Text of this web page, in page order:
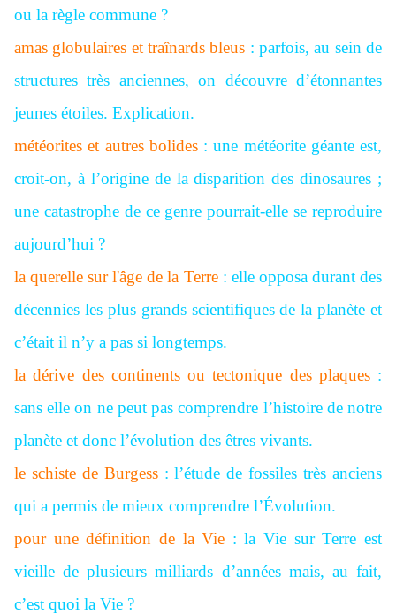
ou la règle commune ?
amas globulaires et traînards bleus : parfois, au sein de
structures très anciennes, on découvre d’étonnantes
jeunes étoiles. Explication.
météorites et autres bolides: une météorite géante est,
croit-on, à l’origine de la disparition des dinosaures ;
une catastrophe de ce genre pourrait-elle se reproduire
aujourd’hui ?
la querelle sur l'âge de la Terre: elle opposa durant des
décennies les plus grands scientifiques de la planète et
c’était il n’y a pas si longtemps.
la dérive des continents ou tectonique des plaques:
sans elle on ne peut pas comprendre l’histoire de notre
planète et donc l’évolution des êtres vivants.
le schiste de Burgess : l’étude de fossiles très anciens
qui a permis de mieux comprendre l’Évolution.
pour une définition de la Vie : la Vie sur Terre est
vieille de plusieurs milliards d’années mais, au fait,
c’est quoi la Vie ?